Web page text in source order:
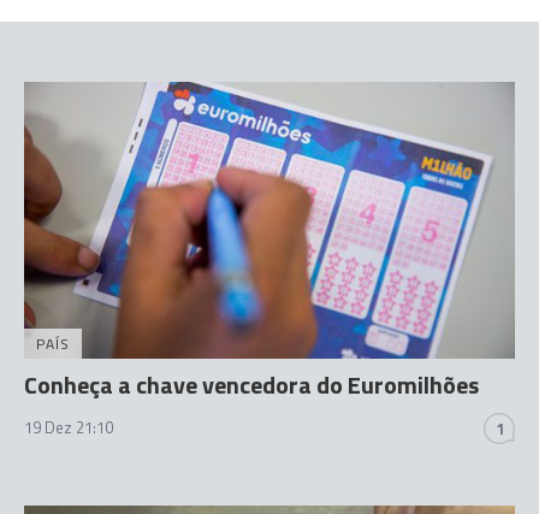
PAÍS
Conheça a chave vencedora do Euromilhões
19 Dez 21:10 1